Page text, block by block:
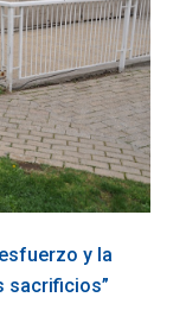
y la
sacrificios”